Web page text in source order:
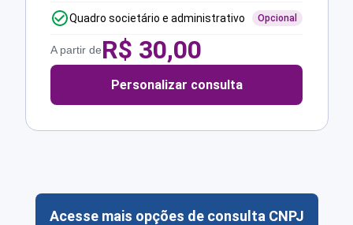
Quadro societário e administrativo Opcional
A partir deR$ 30,00
Personalizar consulta
Acesse mais opções de consulta CNPJ